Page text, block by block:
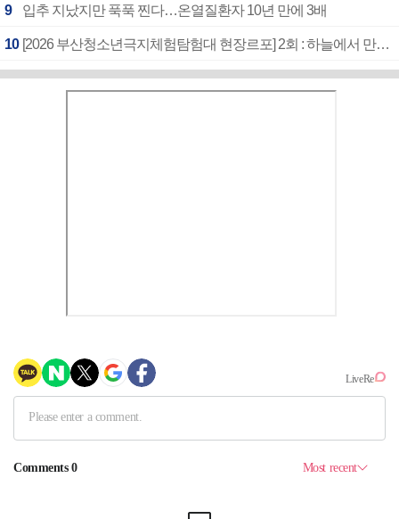
9 입추 지났지만 푹푹 찐다…온열질환자 10년 만에 3배
10 [2026 부산청소년극지체험탐험대 현장르포] 2회 : 하늘에서 만난 얼음의 나라